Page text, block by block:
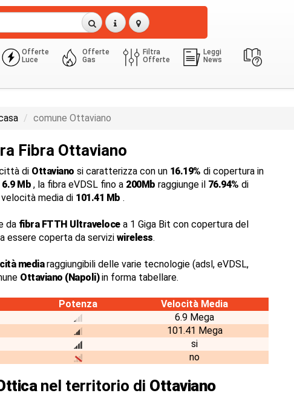
Offerte
Luce
Offerte
Gas
Filtra
Offerte
Leggi
News
comune Ottaviano
Fibra Ottaviano
di Ottaviano si caratterizza con un 16.19% di copertura in
6.9 Mb , la fibra eVDSL fino a 200Mb raggiunge il 76.94% di
media di 101.41 Mb .
da fibra FTTH Ultravelocea 1 Giga Bit con copertura del
essere coperta da servizi wireless.
mediaraggiungibili delle varie tecnologie (adsl, eVDSL,
Ottaviano (Napoli)in forma tabellare.
Potenza
Velocità Media
6.9 Mega
101.41 Mega
si
no
nel territorio di Ottaviano